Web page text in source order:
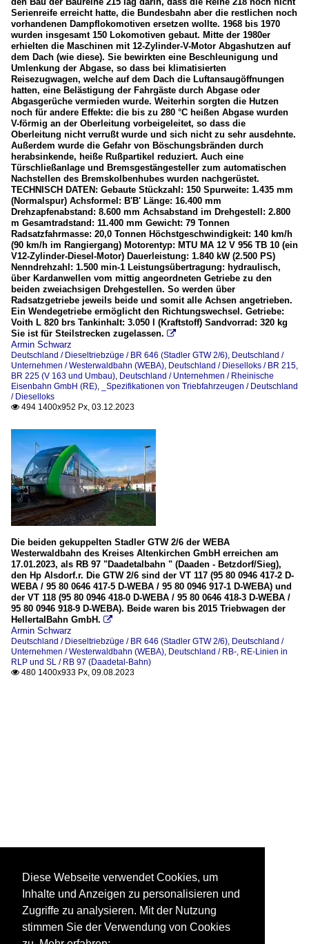
Serienreife erreicht hatte, die Bundesbahn aber die restlichen noch
vorhandenen Dampflokomotiven ersetzen wollte. 1968 bis 1970
wurden insgesamt 150 Lokomotiven gebaut. Mitte der 1980er
erhielten die Maschinen mit 12-Zylinder-V-Motor Abgashutzen auf
dem Dach (wie diese). Sie bewirkten eine Beschleunigung und
Umlenkung der Abgase, so dass bei klimatisierten
Reisezugwagen, welche auf dem Dach die Luftansaugöffnungen
hatten, eine Belästigung der Fahrgäste durch Abgase oder
Abgasgerüche vermieden wurde. Weiterhin sorgten die Hutzen
noch für andere Effekte: die bis zu 280 °C heißen Abgase wurden
V-förmig an der Oberleitung vorbeigeleitet, so dass die
Oberleitung nicht verrußt wurde und sich nicht zu sehr ausdehnte.
Außerdem wurde die Gefahr von Böschungsbränden durch
herabsinkende, heiße Rußpartikel reduziert. Auch eine
Türschließanlage und Bremsgestängesteller zum automatischen
Nachstellen des Bremskolbenhubes wurden nachgerüstet.
TECHNISCH DATEN: Gebaute Stückzahl: 150 Spurweite: 1.435 mm
(Normalspur) Achsformel: B'B' Länge: 16.400 mm
Drehzapfenabstand: 8.600 mm Achsabstand im Drehgestell: 2.800
m Gesamtradstand: 11.400 mm Gewicht: 79 Tonnen
Radsatzfahrmasse: 20,0 Tonnen Höchstgeschwindigkeit: 140 km/h
(90 km/h im Rangiergang) Motorentyp: MTU MA 12 V 956 TB 10 (ein
V12-Zylinder-Diesel-Motor) Dauerleistung: 1.840 kW (2.500 PS)
Nenndrehzahl: 1.500 min-1 Leistungsübertragung: hydraulisch,
über Kardanwellen vom mittig angeordneten Getriebe zu den
beiden zweiachsigen Drehgestellen. So werden über
Radsatzgetriebe jeweils beide und somit alle Achsen angetrieben.
Ein Wendegetriebe ermöglicht den Richtungswechsel. Getriebe:
Voith L 820 brs Tankinhalt: 3.050 l (Kraftstoff) Sandvorrad: 320 kg
Sie ist für Steilstrecken zugelassen. 
Armin Schwarz
Deutschland / Dieseltriebzüge / BR 646 (Stadler GTW 2/6) Deutschland /
Unternehmen / Westerwaldbahn (WEBA) Deutschland / Dieselloks / BR 215,
BR 225 (V 163 und Umbau) Deutschland / Unternehmen / Rheinische
Eisenbahn GmbH (RE)
_Spezifikationen von Triebfahrzeugen / Deutschland
/ Dieselloks
 494 1400x952 Px, 03.12.2023
Die beiden gekuppelten Stadler GTW 2/6 der WEBA
Westerwaldbahn des Kreises Altenkirchen GmbH erreichen am
17.01.2023, als RB 97 "Daadetalbahn " (Daaden - Betzdorf/Sieg),
den Hp Alsdorf.r. Die GTW 2/6 sind der VT 117 (95 80 0946 417-2 D-
WEBA / 95 80 0646 417-5 D-WEBA / 95 80 0946 917-1 D-WEBA) und
der VT 118 (95 80 0946 418-0 D-WEBA / 95 80 0646 418-3 D-WEBA /
95 80 0946 918-9 D-WEBA). Beide waren bis 2015 Triebwagen der
HellertalBahn GmbH. 
Armin Schwarz
Deutschland / Dieseltriebzüge / BR 646 (Stadler GTW 2/6) Deutschland /
Unternehmen / Westerwaldbahn (WEBA) Deutschland / RB-, RE-Linien in
RLP und SL / RB 97 (Daadetal-Bahn)
 480 1400x933 Px, 09.08.2023
Diese Webseite verwendet Cookies, um
Inhalte und Anzeigen zu personalisieren und
Zugriffe zu analysieren. Mit der Nutzung
stimmen Sie der Verwendung von Cookies